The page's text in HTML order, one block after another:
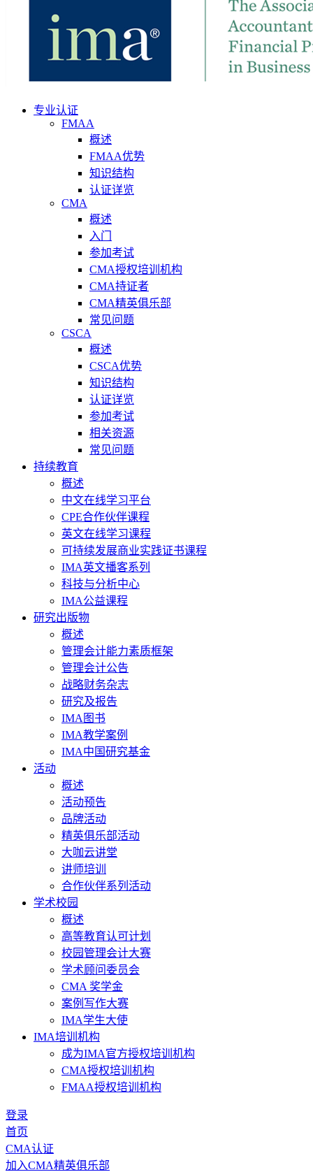
专业认证
FMAA
概述
FMAA优势
知识结构
认证详览
CMA
概述
入门
参加考试
CMA授权培训机构
CMA持证者
CMA精英俱乐部
常见问题
CSCA
概述
CSCA优势
知识结构
认证详览
参加考试
相关资源
常见问题
持续教育
概述
中文在线学习平台
CPE合作伙伴课程
英文在线学习课程
可持续发展商业实践证书课程
IMA英文播客系列
科技与分析中心
IMA公益课程
研究出版物
概述
管理会计能力素质框架
管理会计公告
战略财务杂志
研究及报告
IMA图书
IMA教学案例
IMA中国研究基金
活动
概述
活动预告
品牌活动
精英俱乐部活动
大咖云讲堂
讲师培训
合作伙伴系列活动
学术校园
概述
高等教育认可计划
校园管理会计大赛
学术顾问委员会
CMA 奖学金
案例写作大赛
IMA学生大使
IMA培训机构
成为IMA官方授权培训机构
CMA授权培训机构
FMAA授权培训机构
登录
首页
CMA认证
加入CMA精英俱乐部